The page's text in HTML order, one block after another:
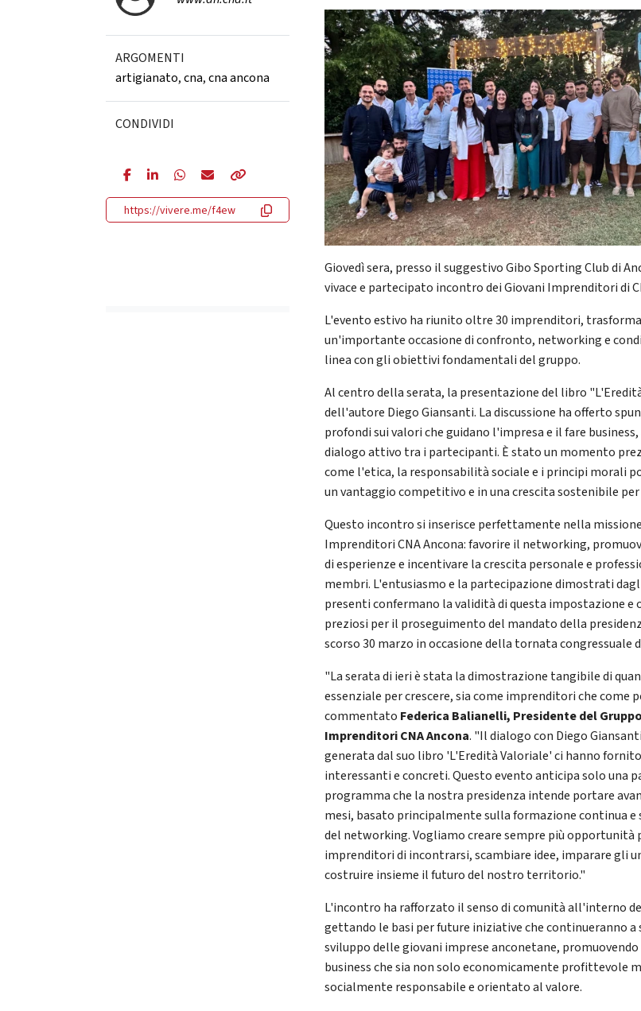
ARGOMENTI
artigianato,cna,cna ancona
CONDIVIDI
https://vivere.me/f4ew
Giovedì sera, presso il suggestivo Gibo Sporting Club di
vivace e partecipato incontro dei Giovani Imprenditori di
L'evento estivo ha riunito oltre 30 imprenditori,
un'importante occasione di confronto, networking e
linea con gli obiettivi fondamentali del gruppo.
Al centro della serata, la presentazione del libro
dell'autore Diego Giansanti. La discussione ha offerto
profondi sui valori che guidano l'impresa e il fare
dialogo attivo tra i partecipanti. È stato un momento
come l'etica, la responsabilità sociale e i principi morali
un vantaggio competitivo e in una crescita sostenibile per
Questo incontro si inserisce perfettamente nella
Imprenditori CNA Ancona: favorire il networking,
di esperienze e incentivare la crescita personale e
membri. L'entusiasmo e la partecipazione dimostrati
presenti confermano la validità di questa impostazione
preziosi per il proseguimento del mandato della
scorso 30 marzo in occasione della tornata congressuale
"La serata di ieri è stata la dimostrazione tangibile di
essenziale per crescere, sia come imprenditori che come
commentato Federica Balianelli, Presidente del
Imprenditori CNA Ancona. "Il dialogo con Diego
generata dal suo libro 'L'Eredità Valoriale' ci hanno
interessanti e concreti. Questo evento anticipa solo una
programma che la nostra presidenza intende portare
mesi, basato principalmente sulla formazione continua
del networking. Vogliamo creare sempre più opportunità
imprenditori di incontrarsi, scambiare idee, imparare gli
costruire insieme il futuro del nostro territorio."
L'incontro ha rafforzato il senso di comunità all'interno
gettando le basi per future iniziative che continueranno a
sviluppo delle giovani imprese anconetane,
business che sia non solo economicamente profittevole
socialmente responsabile e orientato al valore.